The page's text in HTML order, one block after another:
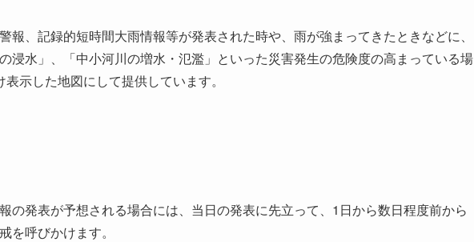
報、記録的短時間大雨情報等が発表された時や、雨が強まってきたときなどに、
浸水」、「中小河川の増水・氾濫」といった災害発生の危険度の高まっている場
示した地図にして提供しています。
の発表が予想される場合には、当日の発表に先立って、1日から数日程度前から
を呼びかけます。